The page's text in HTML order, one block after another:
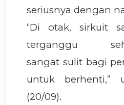
seriusnya dengan
“Di otak, sirkuit
terganggu
sangat sulit bagi
untuk berhenti,”
(20/09).